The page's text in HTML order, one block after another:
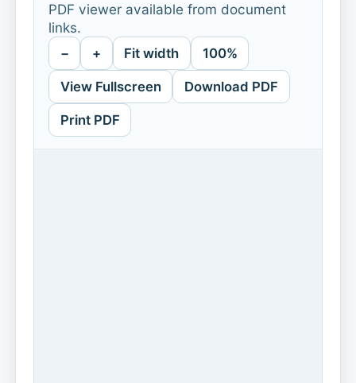
PDF viewer available from document
links.
− + Fit width 100%
View Fullscreen Download PDF
Print PDF